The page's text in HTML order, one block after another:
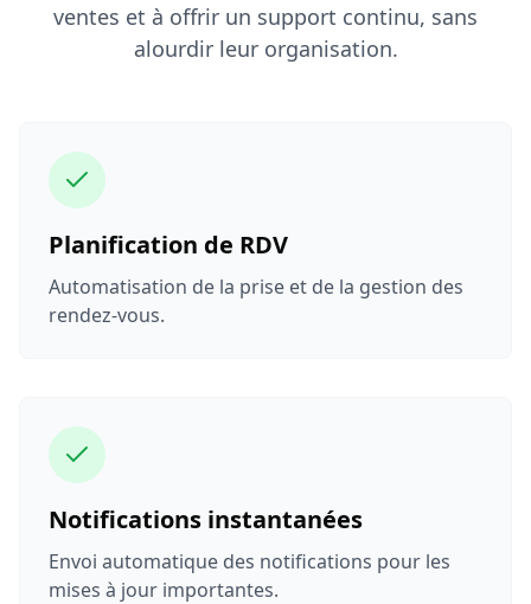
ventes et à offrir un support continu, sans
alourdir leur organisation.
Planification de RDV
Automatisation de la prise et de la gestion des
rendez-vous.
Notifications instantanées
Envoi automatique des notifications pour les
mises à jour importantes.